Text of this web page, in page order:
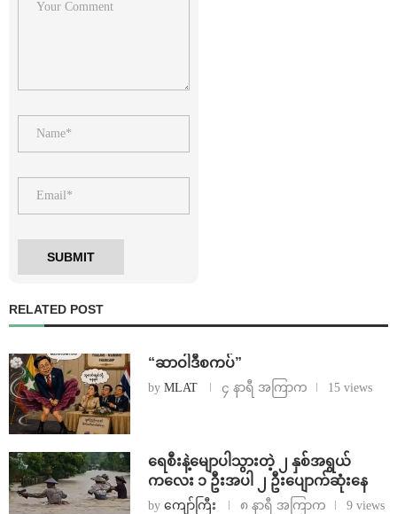
RELATED POST
“ဆာဝါဒီစကပ်”
by MLAT ၄ နာရီ အကြာက 15 views
ရေစီးနဲ့မျောပါသွားတဲ့ ၂ နှစ်အရွယ်
ကလေး ၁ ဦးအပါ ၂ ဦးပျောက်ဆုံးနေ
by ကျော်ကြီး ၈ နာရီ အကြာက 9 views